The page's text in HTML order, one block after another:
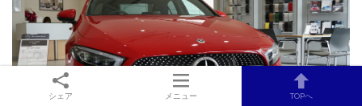
シェア メニュー TOPへ